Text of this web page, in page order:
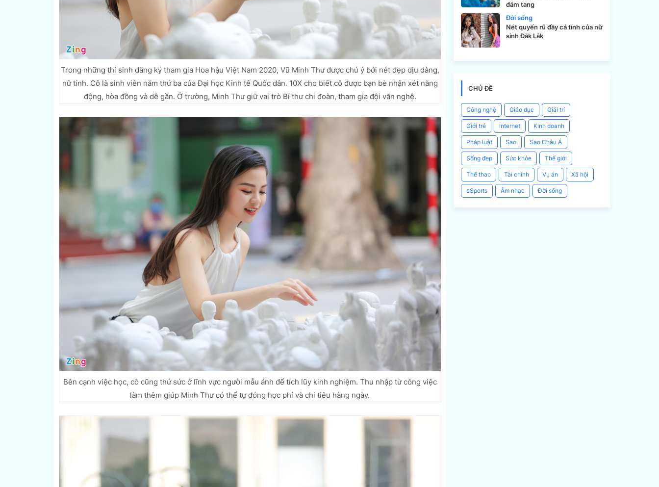
Trong những thí sinh đăng ký tham gia Hoa hậu Việt Nam 2020, Vũ Minh Thư được chú ý bởi nét đẹp dịu dàng,
nữ tính. Cô là sinh viên năm thứ ba của Đại học Kinh tế Quốc dân. 10X cho biết cô được bạn bè nhận xét năng
động, hòa đồng và dễ gần. Ở trường, Minh Thư giữ vai trò Bí thư chi đoàn, tham gia đội văn nghệ.
Bên cạnh việc học, cô cũng thử sức ở lĩnh vực người mẫu ảnh để tích lũy kinh nghiệm. Thu nhập từ công việc
làm thêm giúp Minh Thư có thể tự đóng học phí và chi tiêu hàng ngày.
đám tang
Đời sống
Nét quyến rũ đầy cá tính của nữ
sinh Đắk Lắk
CHỦ ĐỀ
Công nghệ Giáo dục Giải trí
Giới trẻ Internet Kinh doanh
Pháp luật Sao Sao Châu Á
Sống đẹp Sức khỏe Thế giới
Thể thao Tài chính Vụ án Xã hội
eSports Âm nhạc Đời sống